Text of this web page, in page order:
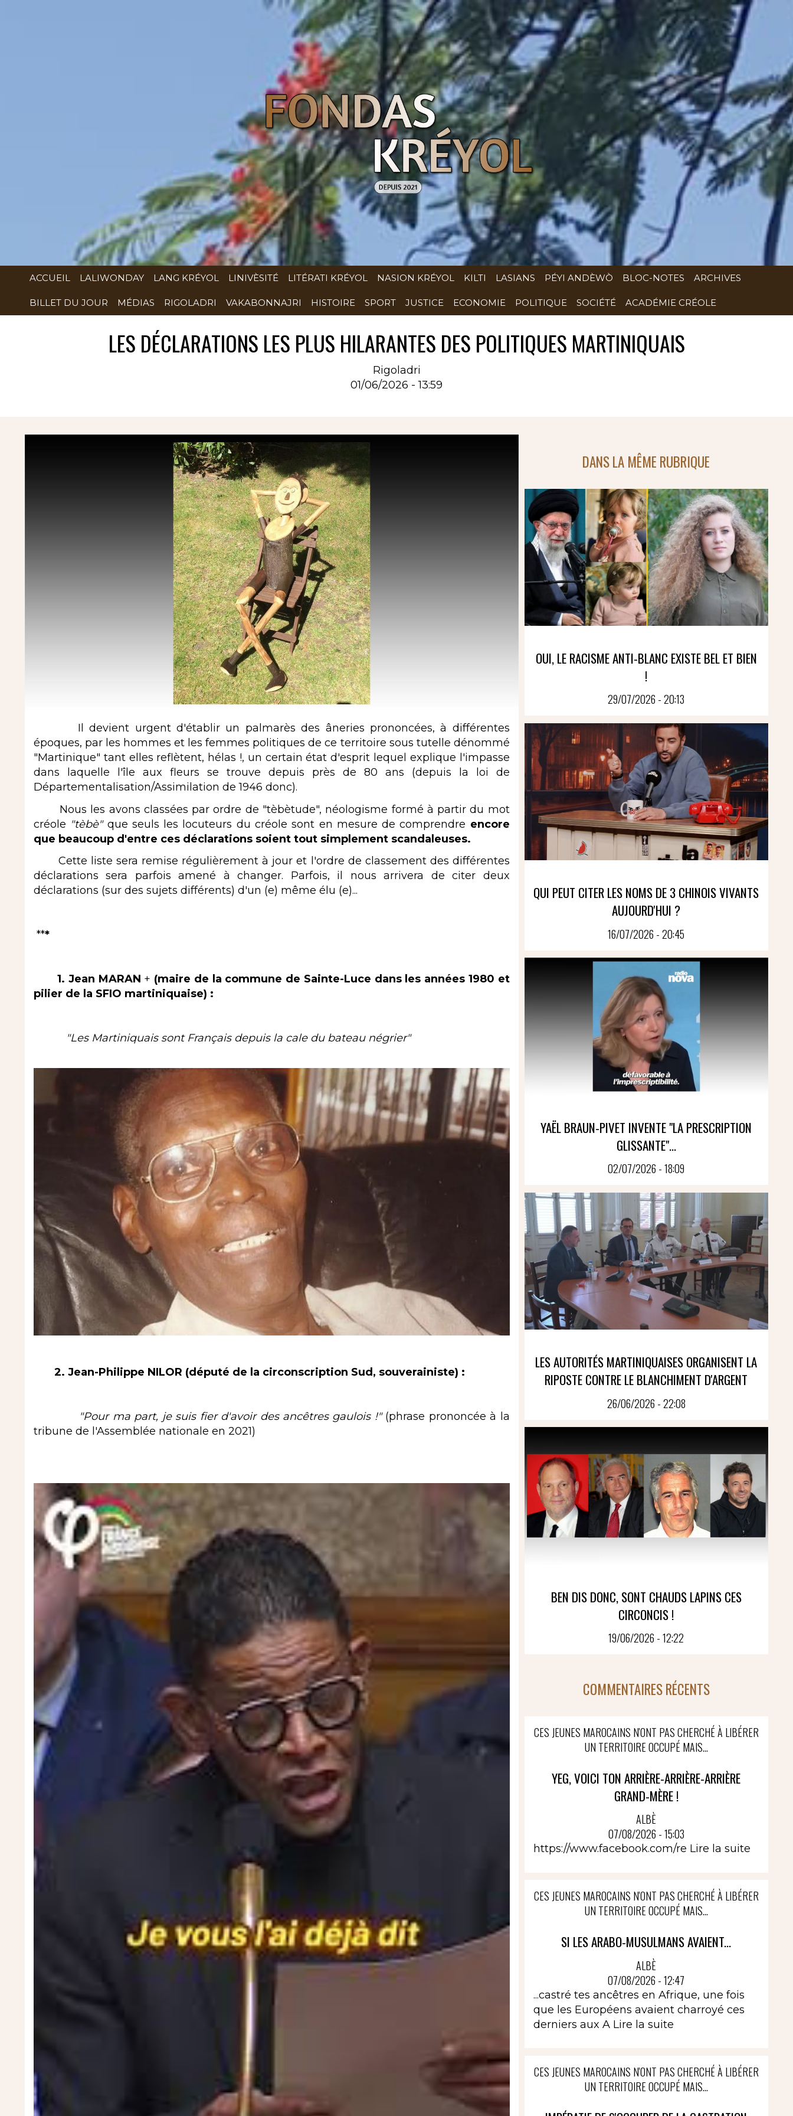
ACCUEIL LALIWONDAY LANG KRÉYOL LINIVÈSITÉ LITÉRATI KRÉYOL NASION KRÉYOL KILTI LASIANS PÉYI ANDÈWÒ BLOC-NOTES ARCHIVES
BILLET DU JOUR MÉDIAS RIGOLADRI VAKABONNAJRI HISTOIRE SPORT JUSTICE ECONOMIE POLITIQUE SOCIÉTÉ ACADÉMIE CRÉOLE
LES DÉCLARATIONS LES PLUS HILARANTES DES POLITIQUES MARTINIQUAIS
Rigoladri
01/06/2026 - 13:59
Il devient urgent d'établir un palmarès des âneries prononcées, à différentes
époques, par les hommes et les femmes politiques de ce territoire sous tutelle dénommé
"Martinique" tant elles reflètent, hélas !, un certain état d'esprit lequel explique l'impasse
dans laquelle l'île aux fleurs se trouve depuis près de 80 ans (depuis la loi de
Départementalisation/Assimilation de 1946 donc).
Nous les avons classées par ordre de "tèbètude", néologisme formé à partir du mot
créole "tèbè"que seuls les locuteurs du créole sont en mesure de comprendre encore
que beaucoup d'entre ces déclarations soient tout simplement scandaleuses.
Cette liste sera remise régulièrement à jour et l'ordre de classement des différentes
déclarations sera parfois amené à changer. Parfois, il nous arrivera de citer deux
déclarations (sur des sujets différents) d'un (e) même élu (e)...
***
1. Jean MARAN + (maire de la commune de Sainte-Luce dans les années 1980 et
pilier de la SFIO martiniquaise) :
"Les Martiniquais sont Français depuis la cale du bateau négrier"
2. Jean-Philippe NILOR (député de la circonscription Sud, souverainiste) :
"Pour ma part, je suis fier d'avoir des ancêtres gaulois !" (phrase prononcée à la
tribune de l'Assemblée nationale en 2021)
DANS LA MÊME RUBRIQUE
OUI, LE RACISME ANTI-BLANC EXISTE BEL ET BIEN
!
29/07/2026 - 20:13
QUI PEUT CITER LES NOMS DE 3 CHINOIS VIVANTS
AUJOURD'HUI ?
16/07/2026 - 20:45
YAËL BRAUN-PIVET INVENTE "LA PRESCRIPTION
GLISSANTE"...
02/07/2026 - 18:09
LES AUTORITÉS MARTINIQUAISES ORGANISENT LA
RIPOSTE CONTRE LE BLANCHIMENT D'ARGENT
26/06/2026 - 22:08
BEN DIS DONC, SONT CHAUDS LAPINS CES
CIRCONCIS !
19/06/2026 - 12:22
COMMENTAIRES RÉCENTS
CES JEUNES MAROCAINS N'ONT PAS CHERCHÉ À LIBÉRER
UN TERRITOIRE OCCUPÉ MAIS...
YEG, VOICI TON ARRIÈRE-ARRIÈRE-ARRIÈRE
GRAND-MÈRE !
ALBÈ
07/08/2026 - 15:03
https://www.facebook.com/re Lire la suite
CES JEUNES MAROCAINS N'ONT PAS CHERCHÉ À LIBÉRER
UN TERRITOIRE OCCUPÉ MAIS...
SI LES ARABO-MUSULMANS AVAIENT...
ALBÈ
07/08/2026 - 12:47
...castré tes ancêtres en Afrique, une fois
que les Européens avaient charroyé ces
derniers aux A Lire la suite
CES JEUNES MAROCAINS N'ONT PAS CHERCHÉ À LIBÉRER
UN TERRITOIRE OCCUPÉ MAIS...